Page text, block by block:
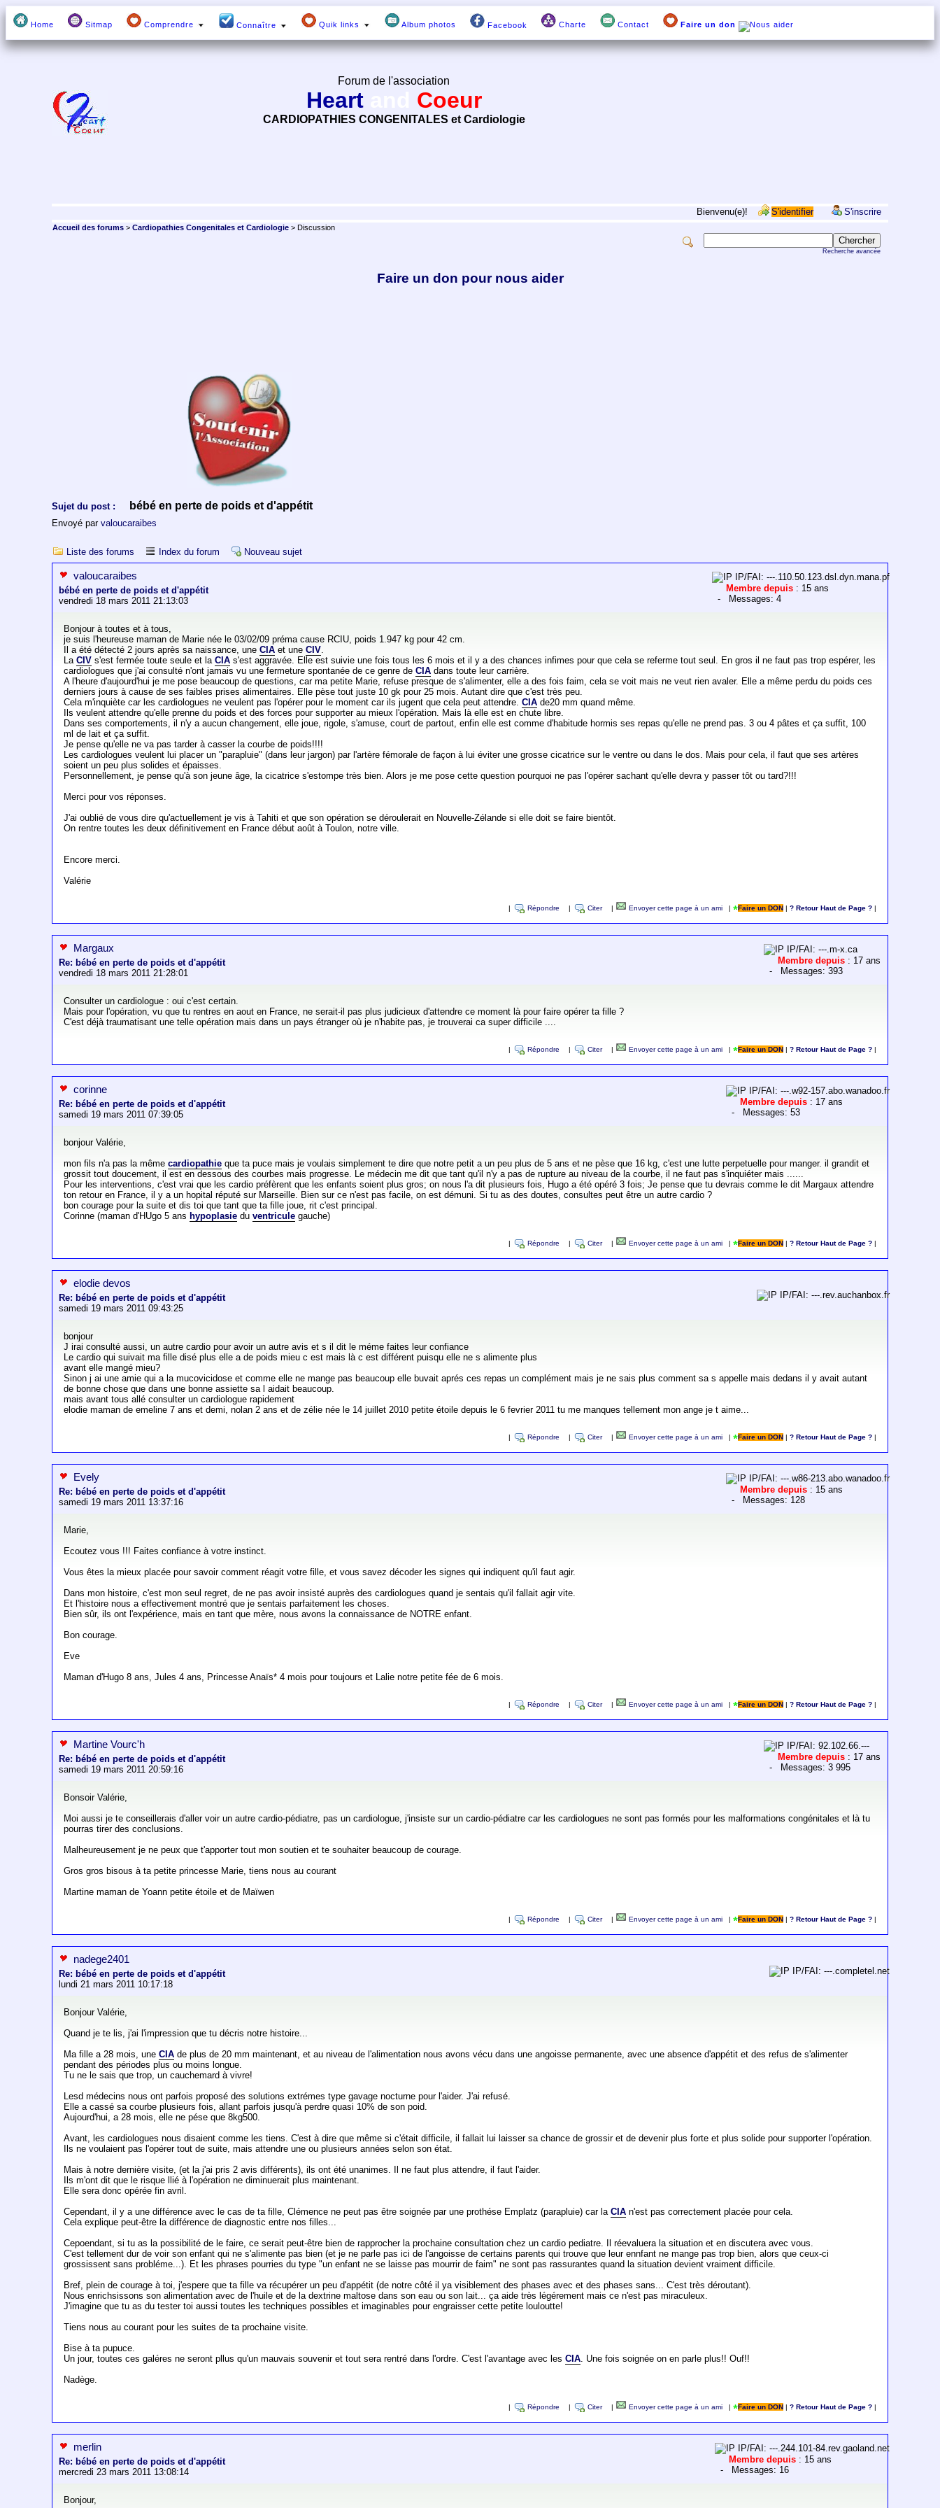
Home Sitmap Comprendre Connaître Quik links Album photos Facebook Charte Contact Faire un don
Forum de l'association
Heart Coeur
CARDIOPATHIES CONGENITALES et Cardiologie
Bienvenu(e)! S'identifier S'inscrire
Accueil des forums >Cardiopathies Congenitales et Cardiologie > Discussion
Recherche avancée
Faire un don pour nous aider
Sujet du post : bébé en perte de poids et d'appétit
Envoyé parvaloucaraibes
Liste des forums Index du forum Nouveau sujet
valoucaraibes
bébé en perte de poids et d'appétit
vendredi 18 mars 2011 21:13:03
IP/FAI: ---.110.50.123.dsl.dyn.mana.pf
Membre depuis : 15 ans
- Messages: 4
Bonjour à toutes et à tous,
je suis l'heureuse maman de Marie née le 03/02/09 préma cause RCIU, poids 1.947 kg pour 42 cm.
Il a été détecté 2 jours après sa naissance, uneCIA et uneCIV.
LaCIV s'est fermée toute seule et laCIA s'est aggravée. Elle est suivie une fois tous les 6 mois et il y a des chances infimes pour que cela se referme tout seul. En gros il ne faut pas trop espérer, les
cardiologues que j'ai consulté n'ont jamais vu une fermeture spontanée de ce genre deCIA dans toute leur carrière.
A l'heure d'aujourd'hui je me pose beaucoup de questions, car ma petite Marie, refuse presque de s'alimenter, elle a des fois faim, cela se voit mais ne veut rien avaler. Elle a même perdu du poids ces
derniers jours à cause de ses faibles prises alimentaires. Elle pèse tout juste 10 gk pour 25 mois. Autant dire que c'est très peu.
Cela m'inquiète car les cardiologues ne veulent pas l'opérer pour le moment car ils jugent que cela peut attendre.CIA de20 mm quand même.
Ils veulent attendre qu'elle prenne du poids et des forces pour supporter au mieux l'opération. Mais là elle est en chute libre.
Dans ses comportements, il n'y a aucun changement, elle joue, rigole, s'amuse, court de partout, enfin elle est comme d'habitude hormis ses repas qu'elle ne prend pas. 3 ou 4 pâtes et ça suffit, 100
ml de lait et ça suffit.
Je pense qu'elle ne va pas tarder à casser la courbe de poids!!!!
Les cardiologues veulent lui placer un "parapluie" (dans leur jargon) par l'artère fémorale de façon à lui éviter une grosse cicatrice sur le ventre ou dans le dos. Mais pour cela, il faut que ses artères
soient un peu plus solides et épaisses.
Personnellement, je pense qu'à son jeune âge, la cicatrice s'estompe très bien. Alors je me pose cette question pourquoi ne pas l'opérer sachant qu'elle devra y passer tôt ou tard?!!!
Merci pour vos réponses.
J'ai oublié de vous dire qu'actuellement je vis à Tahiti et que son opération se déroulerait en Nouvelle-Zélande si elle doit se faire bientôt.
On rentre toutes les deux définitivement en France début août à Toulon, notre ville.
Encore merci.
Valérie
Répondre Citer Envoyer cette page à un ami| Faire un DON ? Retour Haut de Page ?|
Margaux
Re: bébé en perte de poids et d'appétit
vendredi 18 mars 2011 21:28:01
IP/FAI: ---.m-x.ca
Membre depuis : 17 ans
- Messages: 393
Consulter un cardiologue : oui c'est certain.
Mais pour l'opération, vu que tu rentres en aout en France, ne serait-il pas plus judicieux d'attendre ce moment là pour faire opérer ta fille ?
C'est déjà traumatisant une telle opération mais dans un pays étranger où je n'habite pas, je trouverai ca super difficile ....
Répondre Citer Envoyer cette page à un ami| Faire un DON ? Retour Haut de Page ?|
corinne
Re: bébé en perte de poids et d'appétit
samedi 19 mars 2011 07:39:05
IP/FAI: ---.w92-157.abo.wanadoo.fr
Membre depuis : 17 ans
- Messages: 53
bonjour Valérie,
mon fils n'a pas la mêmecardiopathie que ta puce mais je voulais simplement te dire que notre petit a un peu plus de 5 ans et ne pèse que 16 kg, c'est une lutte perpetuelle pour manger. il grandit et
grossit tout doucement, il est en dessous des courbes mais progresse. Le médecin me dit que tant qu'il n'y a pas de rupture au niveau de la courbe, il ne faut pas s'inquiéter mais ......
Pour les interventions, c'est vrai que les cardio préfèrent que les enfants soient plus gros; on nous l'a dit plusieurs fois, Hugo a été opéré 3 fois; Je pense que tu devrais comme le dit Margaux attendre
ton retour en France, il y a un hopital réputé sur Marseille. Bien sur ce n'est pas facile, on est démuni. Si tu as des doutes, consultes peut être un autre cardio ?
bon courage pour la suite et dis toi que tant que ta fille joue, rit c'est principal.
Corinne (maman d'HUgo 5 ans hypoplasie duventricule gauche)
Répondre Citer Envoyer cette page à un ami| Faire un DON ? Retour Haut de Page ?|
elodie devos
Re: bébé en perte de poids et d'appétit
samedi 19 mars 2011 09:43:25
IP/FAI: ---.rev.auchanbox.fr
bonjour
J irai consulté aussi, un autre cardio pour avoir un autre avis et s il dit le méme faites leur confiance
Le cardio qui suivait ma fille disé plus elle a de poids mieu c est mais là c est différent puisqu elle ne s alimente plus
avant elle mangé mieu?
Sinon j ai une amie qui a la mucovicidose et comme elle ne mange pas beaucoup elle buvait aprés ces repas un complément mais je ne sais plus comment sa s appelle mais dedans il y avait autant
de bonne chose que dans une bonne assiette sa l aidait beaucoup.
mais avant tous allé consulter un cardiologue rapidement
elodie maman de emeline 7 ans et demi, nolan 2 ans et de zélie née le 14 juillet 2010 petite étoile depuis le 6 fevrier 2011 tu me manques tellement mon ange je t aime...
Répondre Citer Envoyer cette page à un ami| Faire un DON ? Retour Haut de Page ?|
Evely
Re: bébé en perte de poids et d'appétit
samedi 19 mars 2011 13:37:16
IP/FAI: ---.w86-213.abo.wanadoo.fr
Membre depuis : 15 ans
- Messages: 128
Marie,
Ecoutez vous !!! Faites confiance à votre instinct.
Vous êtes la mieux placée pour savoir comment réagit votre fille, et vous savez décoder les signes qui indiquent qu'il faut agir.
Dans mon histoire, c'est mon seul regret, de ne pas avoir insisté auprès des cardiologues quand je sentais qu'il fallait agir vite.
Et l'histoire nous a effectivement montré que je sentais parfaitement les choses.
Bien sûr, ils ont l'expérience, mais en tant que mère, nous avons la connaissance de NOTRE enfant.
Bon courage.
Eve
Maman d'Hugo 8 ans, Jules 4 ans, Princesse Anaïs* 4 mois pour toujours et Lalie notre petite fée de 6 mois.
Répondre Citer Envoyer cette page à un ami| Faire un DON ? Retour Haut de Page ?|
Martine Vourc'h
Re: bébé en perte de poids et d'appétit
samedi 19 mars 2011 20:59:16
IP/FAI: 92.102.66.---
Membre depuis : 17 ans
- Messages: 3 995
Bonsoir Valérie,
Moi aussi je te conseillerais d'aller voir un autre cardio-pédiatre, pas un cardiologue, j'insiste sur un cardio-pédiatre car les cardiologues ne sont pas formés pour les malformations congénitales et là tu
pourras tirer des conclusions.
Malheureusement je ne peux que t'apporter tout mon soutien et te souhaiter beaucoup de courage.
Gros gros bisous à ta petite princesse Marie, tiens nous au courant
Martine maman de Yoann petite étoile et de Maïwen
Répondre Citer Envoyer cette page à un ami| Faire un DON ? Retour Haut de Page ?|
nadege2401
Re: bébé en perte de poids et d'appétit
lundi 21 mars 2011 10:17:18
IP/FAI: ---.completel.net
Bonjour Valérie,
Quand je te lis, j'ai l'impression que tu décris notre histoire...
Ma fille a 28 mois, uneCIA de plus de 20 mm maintenant, et au niveau de l'alimentation nous avons vécu dans une angoisse permanente, avec une absence d'appétit et des refus de s'alimenter
pendant des périodes plus ou moins longue.
Tu ne le sais que trop, un cauchemard à vivre!
Lesd médecins nous ont parfois proposé des solutions extrémes type gavage nocturne pour l'aider. J'ai refusé.
Elle a cassé sa courbe plusieurs fois, allant parfois jusqu'à perdre quasi 10% de son poid.
Aujourd'hui, a 28 mois, elle ne pése que 8kg500.
Avant, les cardiologues nous disaient comme les tiens. C'est à dire que même si c'était difficile, il fallait lui laisser sa chance de grossir et de devenir plus forte et plus solide pour supporter l'opération.
Ils ne voulaient pas l'opérer tout de suite, mais attendre une ou plusieurs années selon son état.
Mais à notre dernière visite, (et la j'ai pris 2 avis différents), ils ont été unanimes. Il ne faut plus attendre, il faut l'aider.
Ils m'ont dit que le risque llié à l'opération ne diminuerait plus maintenant.
Elle sera donc opérée fin avril.
Cependant, il y a une différence avec le cas de ta fille, Clémence ne peut pas être soignée par une prothése Emplatz (parapluie) car laCIA n'est pas correctement placée pour cela.
Cela explique peut-être la différence de diagnostic entre nos filles...
Cepoendant, si tu as la possibilité de le faire, ce serait peut-être bien de rapprocher la prochaine consultation chez un cardio pediatre. Il réevaluera la situation et en discutera avec vous.
C'est tellement dur de voir son enfant qui ne s'alimente pas bien (et je ne parle pas ici de l'angoisse de certains parents qui trouve que leur ennfant ne mange pas trop bien, alors que ceux-ci
grossissent sans probléme...). Et les phrases pourries du type "un enfant ne se laisse pas mourrir de faim" ne sont pas rassurantes quand la situation devient vraiment difficile.
Bref, plein de courage à toi, j'espere que ta fille va récupérer un peu d'appétit (de notre côté il ya visiblement des phases avec et des phases sans... C'est très déroutant).
Nous enrichsissons son alimentation avec de l'huile et de la dextrine maltose dans son eau ou son lait... ça aide très légérement mais ce n'est pas miraculeux.
J'imagine que tu as du tester toi aussi toutes les techniques possibles et imaginables pour engraisser cette petite louloutte!
Tiens nous au courant pour les suites de ta prochaine visite.
Bise à ta pupuce.
Un jour, toutes ces galéres ne seront pllus qu'un mauvais souvenir et tout sera rentré dans l'ordre. C'est l'avantage avec lesCIA. Une fois soignée on en parle plus!! Ouf!!
Nadège.
Répondre Citer Envoyer cette page à un ami| Faire un DON ? Retour Haut de Page ?|
merlin
Re: bébé en perte de poids et d'appétit
mercredi 23 mars 2011 13:08:14
IP/FAI: ---.244.101-84.rev.gaoland.net
Membre depuis : 15 ans
- Messages: 16
Bonjour,